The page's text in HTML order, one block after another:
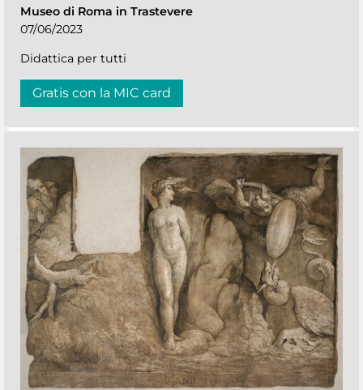
Museo di Roma in Trastevere
07/06/2023
Didattica per tutti
Gratis con la MIC card